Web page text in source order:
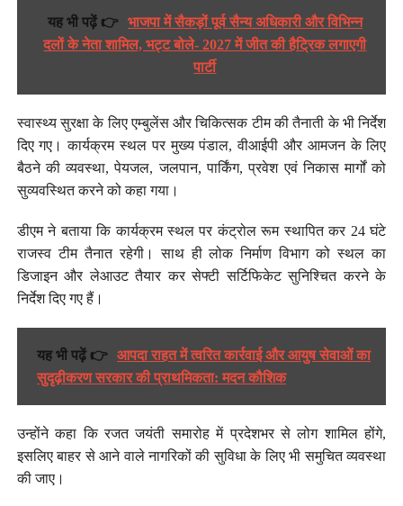
यह भी पढ़ें 👉 भाजपा में सैकड़ों पूर्व सैन्य अधिकारी और विभिन्न
दलों के नेता शामिल, भट्ट बोले- 2027 में जीत की हैट्रिक लगाएगी
पार्टी
स्वास्थ्य सुरक्षा के लिए एम्बुलेंस और चिकित्सक टीम की तैनाती के भी निर्देश
दिए गए। कार्यक्रम स्थल पर मुख्य पंडाल, वीआईपी और आमजन के लिए
बैठने की व्यवस्था, पेयजल, जलपान, पार्किंग, प्रवेश एवं निकास मार्गों को
सुव्यवस्थित करने को कहा गया।
डीएम ने बताया कि कार्यक्रम स्थल पर कंट्रोल रूम स्थापित कर 24 घंटे
राजस्व टीम तैनात रहेगी। साथ ही लोक निर्माण विभाग को स्थल का
डिजाइन और लेआउट तैयार कर सेफ्टी सर्टिफिकेट सुनिश्चित करने के
निर्देश दिए गए हैं।
यह भी पढ़ें 👉 आपदा राहत में त्वरित कार्रवाई और आयुष सेवाओं का
सुदृढ़ीकरण सरकार की प्राथमिकता: मदन कौशिक
उन्होंने कहा कि रजत जयंती समारोह में प्रदेशभर से लोग शामिल होंगे,
इसलिए बाहर से आने वाले नागरिकों की सुविधा के लिए भी समुचित व्यवस्था
की जाए।